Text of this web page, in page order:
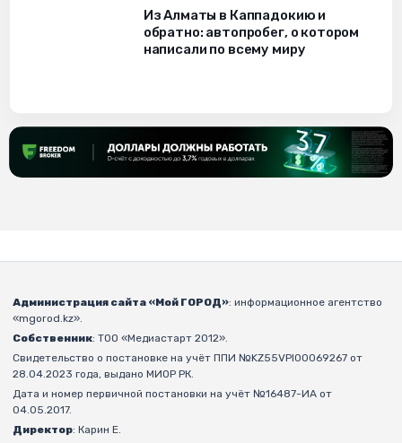
Из Алматы в Каппадокию и
обратно: автопробег, о котором
написали по всему миру
Администрация сайта «Мой ГОРОД»: информационное агентство
«mgorod.kz».
Собственник: ТОО «Медиастарт 2012».
Свидетельство о постановке на учёт ППИ №KZ55VPI00069267 от
28.04.2023 года, выдано МИОР РК.
Дата и номер первичной постановки на учёт №16487-ИА от
04.05.2017.
Директор: Карин Е.